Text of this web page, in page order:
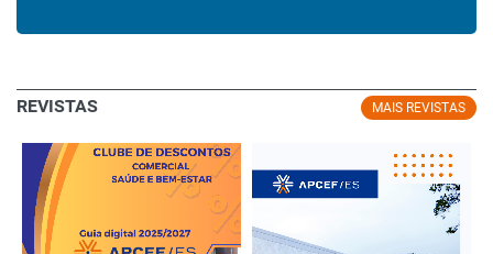
MAIS REVISTAS
REVISTAS